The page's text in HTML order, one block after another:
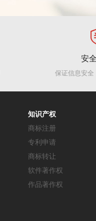
安
保证信息安
知识产权
商标注册
专利申请
商标转让
软件著作权
作品著作权